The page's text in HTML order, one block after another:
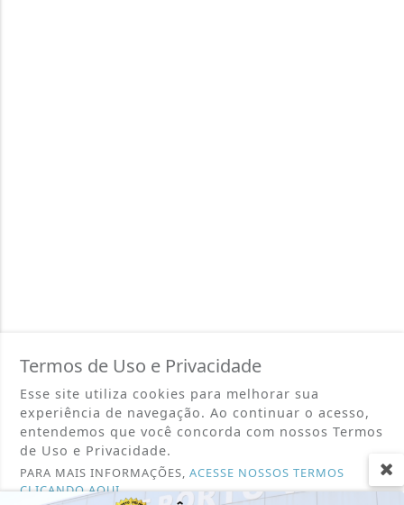
Termos de Uso e Privacidade
Esse site utiliza cookies para melhorar sua
experiência de navegação. Ao continuar o acesso,
entendemos que você concorda com nossos Termos
de Uso e Privacidade.
PARA MAIS INFORMAÇÕES,ACESSE NOSSOS TERMOS
CLICANDO AQUI